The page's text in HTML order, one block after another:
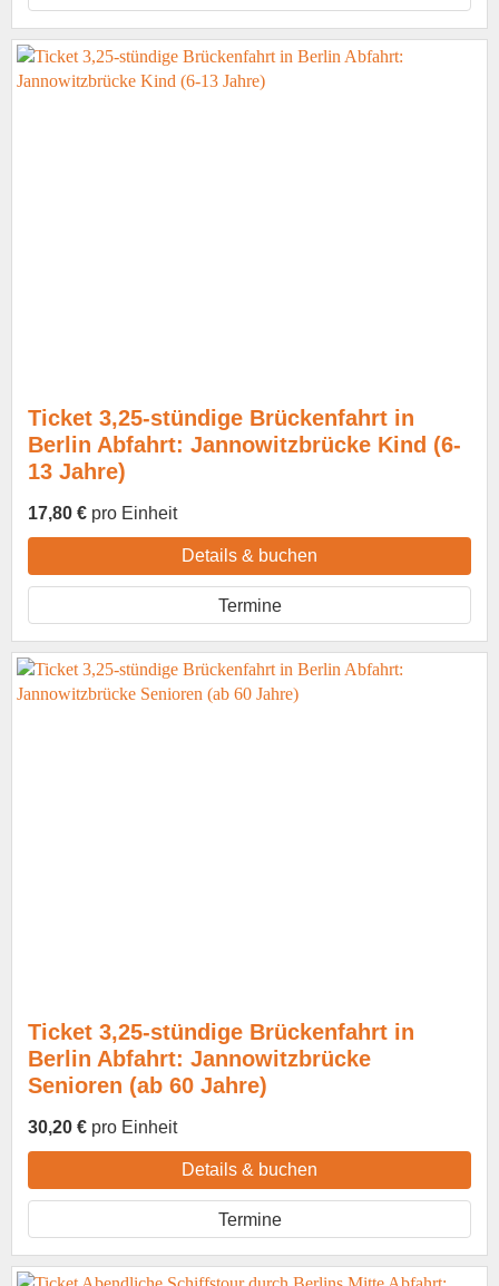
Ticket 3,25-stündige Brückenfahrt in
Berlin Abfahrt: Jannowitzbrücke Kind (6-
13 Jahre)
17,80 € pro Einheit
Details & buchen
Termine
Ticket 3,25-stündige Brückenfahrt in
Berlin Abfahrt: Jannowitzbrücke
Senioren (ab 60 Jahre)
30,20 € pro Einheit
Details & buchen
Termine